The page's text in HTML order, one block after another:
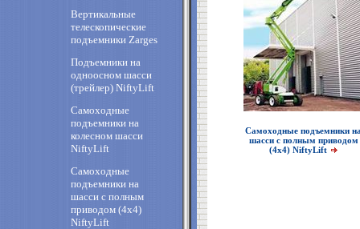
Вертикальные
телескопические
подъемники Zarges
Подъемники на
одноосном шасси
(трейлер) NiftyLift
Самоходные
подъемники на
колесном шасси
NiftyLift
Самоходные
подъемники на
шасси с полным
приводом (4х4)
NiftyLift
Самоходные подъемники
шасси с полным приводом
(4х4) NiftyLift